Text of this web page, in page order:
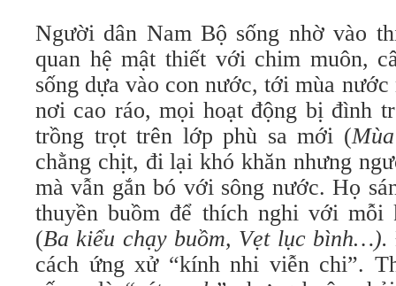
Người dân Nam Bộ sống nhờ vào
quan hệ mật thiết với chim muôn,
sống dựa vào con nước, tới mùa
nơi cao ráo, mọi hoạt động bị đình
trồng trọt trên lớp phù sa mới (
chằng chịt, đi lại khó khăn nhưng
mà vẫn gắn bó với sông nước. Họ
thuyền buồm để thích nghi với mỗi
(Ba kiểu chạy buồm, Vẹt lục bình…).
cách ứng xử “kính nhi viễn chi”.